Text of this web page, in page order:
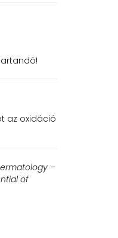
az oxidáció
–
of